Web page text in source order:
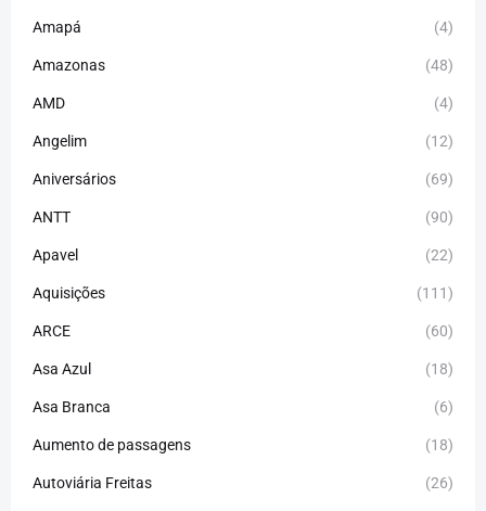
Amapá (4)
Amazonas (48)
AMD (4)
Angelim (12)
Aniversários (69)
ANTT (90)
Apavel (22)
Aquisições (111)
ARCE (60)
Asa Azul (18)
Asa Branca (6)
Aumento de passagens (18)
Autoviária Freitas (26)